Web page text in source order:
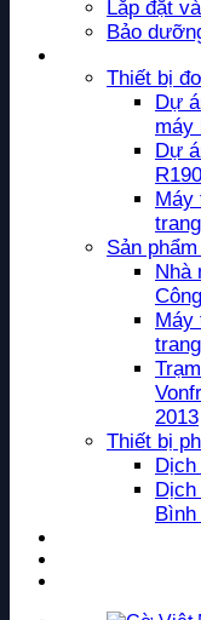
Lắp đặt
Bảo
Thiết bị
Dự
máy
Dự
Máy
Sản
Nhà
Máy
2013
Thiết bị
Bình